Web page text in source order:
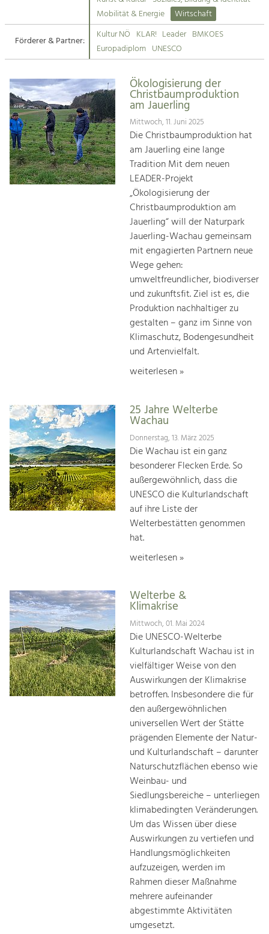
Suche
Impressum
Kontakt
Tourismus
Angebotsentwicklung und
Kunst & Kultur
Handwerk, Wissenschaft und Forschung.
Soziales, Bildung &
Identität
Gleichberechtigung, Jugend und
Integration
Mobilität & Energie
Klimawandel, öffentlicher Verkehr und
Steigerung regionaler Wertschöpfung
Mobilität & Energie
Wirtschaft
Förderer & Partner:
Kultur NÖ KLAR! Leader BMKOES
Europadiplom UNESCO
Ökologisierung der
Christbaumproduktion
am Jauerling
Mittwoch, 11. Juni 2025
Die Christbaumproduktion hat
am Jauerling eine lange
Tradition Mit dem neuen
LEADER-Projekt
„Ökologisierung der
Christbaumproduktion am
Jauerling“ will der Naturpark
Jauerling-Wachau gemeinsam
mit engagierten Partnern neue
Wege gehen:
umweltfreundlicher, biodiverser
und zukunftsfit. Ziel ist es, die
Produktion nachhaltiger zu
gestalten – ganz im Sinne von
Klimaschutz, Bodengesundheit
und Artenvielfalt.
weiterlesen »
25 Jahre Welterbe
Wachau
Donnerstag, 13. März 2025
Die Wachau ist ein ganz
besonderer Flecken Erde. So
außergewöhnlich, dass die
UNESCO die Kulturlandschaft
auf ihre Liste der
Welterbestätten genommen
hat.
weiterlesen »
Welterbe &
Klimakrise
Mittwoch, 01. Mai 2024
Die UNESCO-Welterbe
Kulturlandschaft Wachau ist in
vielfältiger Weise von den
Auswirkungen der Klimakrise
betroffen. Insbesondere die für
den außergewöhnlichen
universellen Wert der Stätte
prägenden Elemente der Natur-
und Kulturlandschaft – darunter
Naturschutzflächen ebenso wie
Weinbau- und
Siedlungsbereiche – unterliegen
klimabedingten Veränderungen.
Um das Wissen über diese
Auswirkungen zu vertiefen und
Handlungsmöglichkeiten
aufzuzeigen, werden im
Rahmen dieser Maßnahme
mehrere aufeinander
abgestimmte Aktivitäten
umgesetzt.